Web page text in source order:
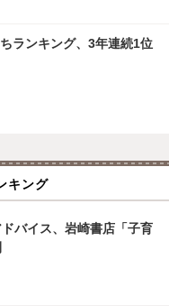
ランキング、3年連続1位
キング
バイス、岩崎書店「子育